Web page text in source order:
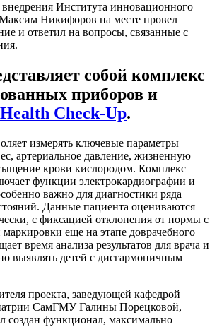
Института инновационного
Никифоров на месте провел
и ответил на вопросы, связанные с
собой комплекс
приборов и
Health Check-Up.
измерять ключевые параметры
артериальное давление, жизненную
крови кислородом. Комплекс
функции электрокардиографии и
важно для диагностики ряда
Данные пациента оцениваются
с фиксацией отклонения от нормы с
еще на этапе доврачебного
время анализа результатов для врача и
выявлять детей с дисгармоничным
проекта, заведующей кафедрой
СамГМУ Галины Порецковой,
создан функционал, максимально